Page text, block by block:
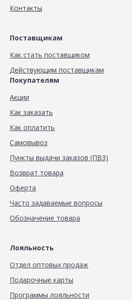
Контакты
Поставщикам
Как стать поставщиком
Действующим поставщикам
Покупателям
Акции
Как заказать
Как оплатить
Самовывоз
Пункты выдачи заказов (ПВЗ)
Возврат товара
Оферта
Часто задаваемые вопросы
Обозначение товара
Лояльность
Отдел оптовых продаж
Подарочные карты
Программы лояльности